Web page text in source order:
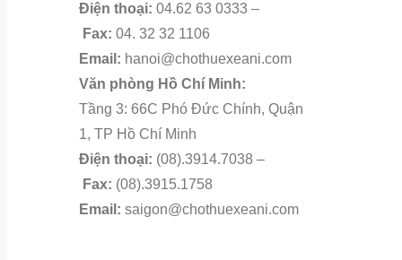
Điện thoại: 04.62 63 0333 –
Fax: 04. 32 32 1106
Email: hanoi@chothuexeani.com
Văn phòng Hồ Chí Minh:
Tầng 3: 66C Phó Đức Chính, Quận
1, TP Hồ Chí Minh
Điện thoại: (08).3914.7038 –
Fax: (08).3915.1758
Email: saigon@chothuexeani.com